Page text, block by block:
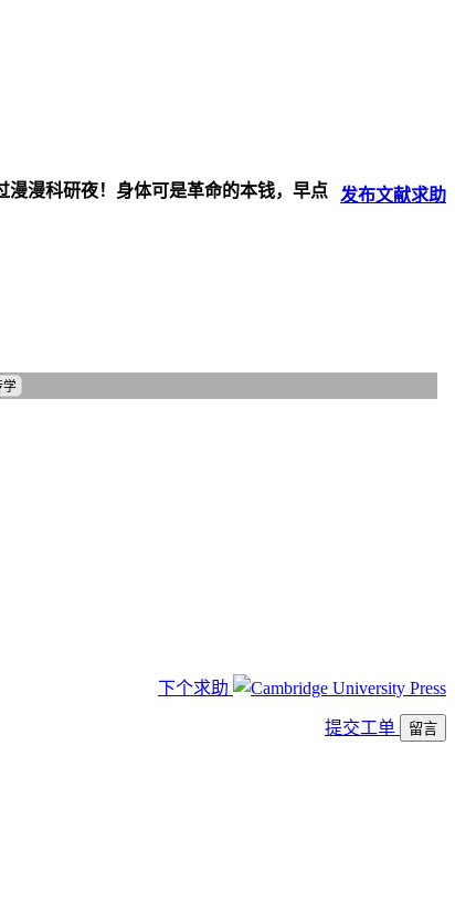
发布文献求助
漫漫科研夜！身体可是革命的本钱，早点
学
下个求助
提交工单 留言